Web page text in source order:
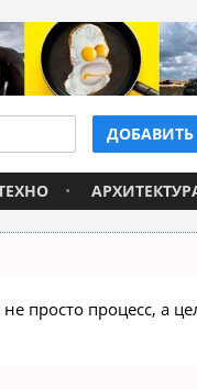
ДОБАВИТЬ
просто процесс, а